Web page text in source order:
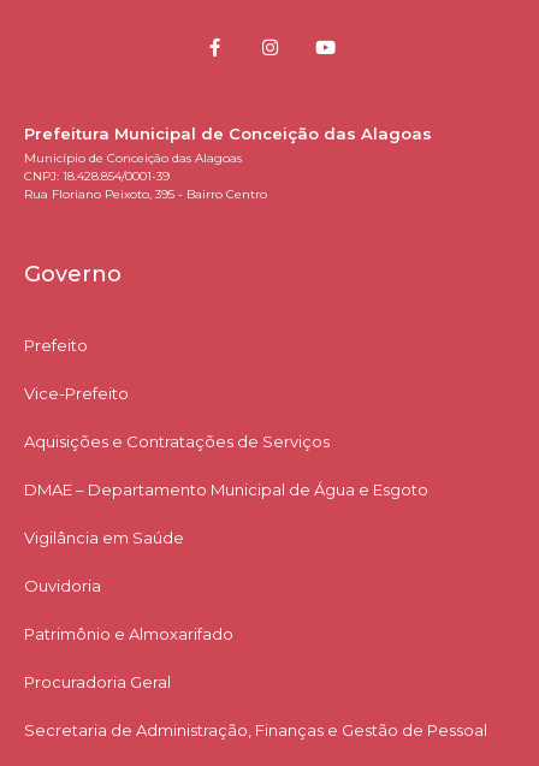
Prefeitura Municipal de Conceição das Alagoas
Município de Conceição das Alagoas
CNPJ: 18.428.854/0001-39
Rua Floriano Peixoto, 395 - Bairro Centro
Governo
Prefeito
Vice-Prefeito
Aquisições e Contratações de Serviços​
DMAE – Departamento Municipal de Água e Esgoto
Vigilância em Saúde
Ouvidoria
Patrimônio e Almoxarifado
Procuradoria Geral
Secretaria de Administração, Finanças e Gestão de Pessoal